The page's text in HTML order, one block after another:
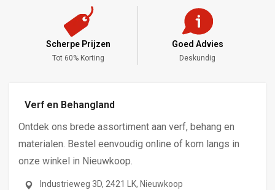
Scherpe Prijzen
Tot 60% Korting
Goed Advies
Deskundig
Verf en Behangland
Ontdek ons brede assortiment aan verf, behang en
materialen. Bestel eenvoudig online of kom langs in
onze winkel in Nieuwkoop.
Industrieweg 3D, 2421 LK, Nieuwkoop